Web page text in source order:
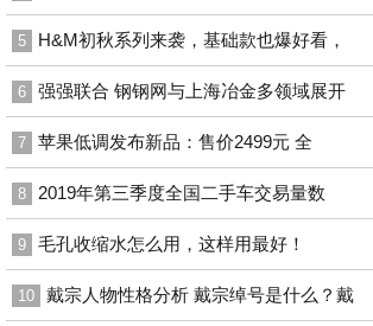
5 H&M初秋系列来袭，基础款也爆好看，
6 强强联合 钢钢网与上海冶金多领域展开
7 苹果低调发布新品：售价2499元 全
8 2019年第三季度全国二手车交易量数
9 毛孔收缩水怎么用，这样用最好！
10 戴宗人物性格分析 戴宗绰号是什么？戴